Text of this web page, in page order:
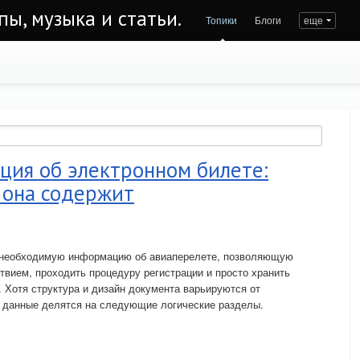
музыка и статьи. Топики Блоги еще
об электронном билете:
содержит
информацию об авиаперелете, позволяющую
проходить процедуру регистрации и просто хранить
структура и дизайн документа варьируются от
делятся на следующие логические разделы.